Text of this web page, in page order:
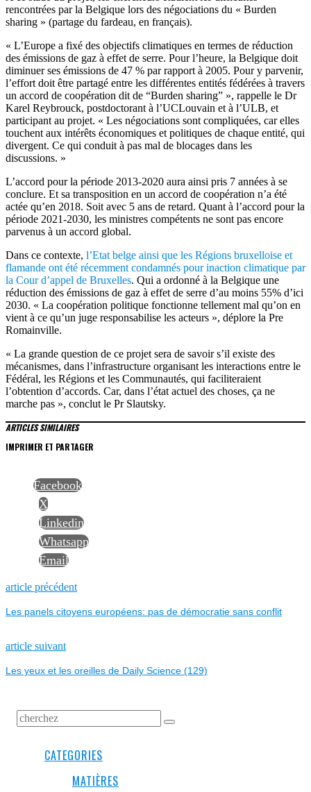
rencontrées par la Belgique lors des négociations du « Burden
sharing » (partage du fardeau, en français).
« L’Europe a fixé des objectifs climatiques en termes de réduction
des émissions de gaz à effet de serre. Pour l’heure, la Belgique doit
diminuer ses émissions de 47 % par rapport à 2005. Pour y parvenir,
l’effort doit être partagé entre les différentes entités fédérées à travers
un accord de coopération dit de “Burden sharing” », rappelle le Dr
Karel Reybrouck, postdoctorant à l’UCLouvain et à l’ULB, et
participant au projet. « Les négociations sont compliquées, car elles
touchent aux intérêts économiques et politiques de chaque entité, qui
divergent. Ce qui conduit à pas mal de blocages dans les
discussions. »
L’accord pour la période 2013-2020 aura ainsi pris 7 années à se
conclure. Et sa transposition en un accord de coopération n’a été
actée qu’en 2018. Soit avec 5 ans de retard. Quant à l’accord pour la
période 2021-2030, les ministres compétents ne sont pas encore
parvenus à un accord global.
Dans ce contexte, l’Etat belge ainsi que les Régions bruxelloise et
flamande ont été récemment condamnés pour inaction climatique par
la Cour d’appel de Bruxelles. Qui a ordonné à la Belgique une
réduction des émissions de gaz à effet de serre d’au moins 55% d’ici
2030. « La coopération politique fonctionne tellement mal qu’on en
vient à ce qu’un juge responsabilise les acteurs », déplore la Pre
Romainville.
« La grande question de ce projet sera de savoir s’il existe des
mécanismes, dans l’infrastructure organisant les interactions entre le
Fédéral, les Régions et les Communautés, qui faciliteraient
l’obtention d’accords. Car, dans l’état actuel des choses, ça ne
marche pas », conclut le Pr Slautsky.
ARTICLES SIMILAIRES
IMPRIMER ET PARTAGER
Facebook
X
Linkedin
Whatsapp
Email
NAVIGATION
DE
L’ARTICLE
article précédentPrevious
Les panels citoyens européens: pas de démocratie sans conflit
article suivantNext
Les yeux et les oreilles de Daily Science (129)
CATEGORIES
MATIÈRES